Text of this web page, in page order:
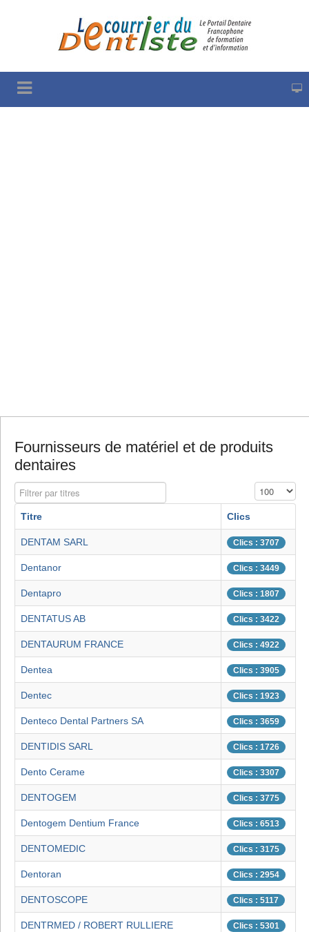
Fournisseurs de matériel et de produits
dentaires
Filtrer par titres Affichage #
Titre Clics
DENTAM SARL Clics : 3707
Dentanor Clics : 3449
Dentapro Clics : 1807
DENTATUS AB Clics : 3422
DENTAURUM FRANCE Clics : 4922
Dentea Clics : 3905
Dentec Clics : 1923
Denteco Dental Partners SA Clics : 3659
DENTIDIS SARL Clics : 1726
Dento Cerame Clics : 3307
DENTOGEM Clics : 3775
Dentogem Dentium France Clics : 6513
DENTOMEDIC Clics : 3175
Dentoran Clics : 2954
DENTOSCOPE Clics : 5117
DENTRMED / ROBERT RULLIERE Clics : 5301